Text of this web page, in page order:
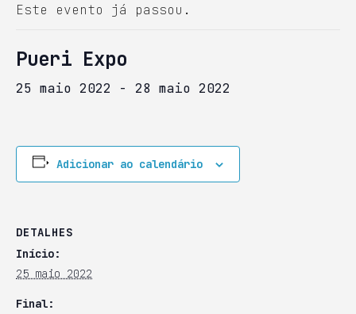
Este evento já passou.
Pueri Expo
25 maio 2022 - 28 maio 2022
Adicionar ao calendário
DETALHES
Início:
25 maio 2022
Final: